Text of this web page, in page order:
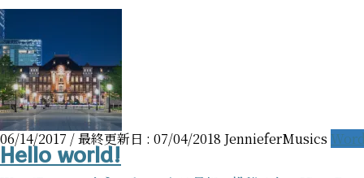
06/14/2017 / 最終更新日 : 07/04/2018 JennieferMusics
Hello world!